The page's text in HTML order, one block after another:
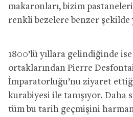
makaronları, bizim
renkli bezelere benzer şekilde
1800’lü yıllara gelindiğinde
ortaklarından Pierre
İmparatorluğu’nu ziyaret ettiği
kurabiyesi ile tanışıyor. Daha
tüm bu tarih geçmişini